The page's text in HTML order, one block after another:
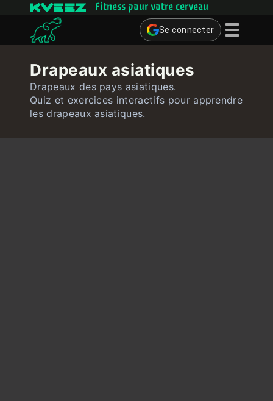
Fitness pour votre cerveau
Se connecter
Quiz
Utilisateur
Drapeaux asiatiques
Drapeaux des pays asiatiques.
Quiz et exercices interactifs pour apprendre
les drapeaux asiatiques.